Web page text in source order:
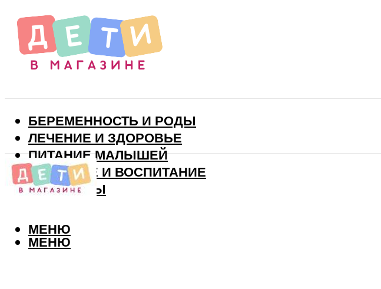
БЕРЕМЕННОСТЬ И РОДЫ
ЛЕЧЕНИЕ И ЗДОРОВЬЕ
ПИТАНИЕ МАЛЫШЕЙ
РАЗВИТИЕ И ВОСПИТАНИЕ
ВИТАМИНЫ
МЕНЮ
МЕНЮ